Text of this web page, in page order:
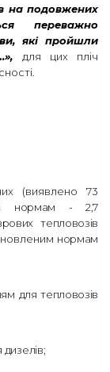
на подовжених
переважно
які пройшли
для цих пліч
(виявлено 73
нормам - 2,7
тепловозів
нормам
для тепловозів